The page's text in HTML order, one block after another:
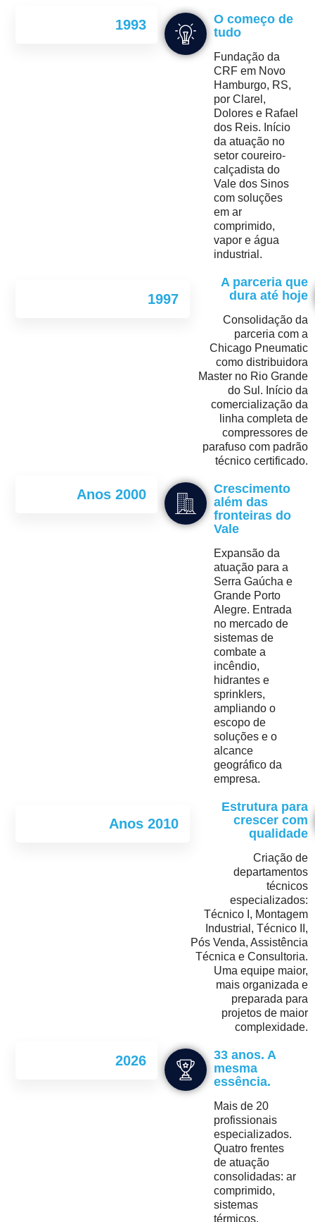
1993
O começo de
tudo
Fundação da
CRF em Novo
Hamburgo, RS,
por Clarel,
Dolores e Rafael
dos Reis. Início
da atuação no
setor coureiro-
calçadista do
Vale dos Sinos
com soluções
em ar
comprimido,
vapor e água
industrial.
A parceria que
dura até hoje
Consolidação da
parceria com a
Chicago Pneumatic
como distribuidora
Master no Rio Grande
do Sul. Início da
comercialização da
linha completa de
compressores de
parafuso com padrão
técnico certificado.
1997
Anos 2000
Crescimento
além das
fronteiras do
Vale
Expansão da
atuação para a
Serra Gaúcha e
Grande Porto
Alegre. Entrada
no mercado de
sistemas de
combate a
incêndio,
hidrantes e
sprinklers,
ampliando o
escopo de
soluções e o
alcance
geográfico da
empresa.
Estrutura para
crescer com
qualidade
Criação de
departamentos
técnicos
especializados:
Técnico I, Montagem
Industrial, Técnico II,
Pós Venda, Assistência
Técnica e Consultoria.
Uma equipe maior,
mais organizada e
preparada para
projetos de maior
complexidade.
Anos 2010
2026
33 anos. A
mesma
essência.
Mais de 20
profissionais
especializados.
Quatro frentes
de atuação
consolidadas: ar
comprimido,
sistemas
térmicos,